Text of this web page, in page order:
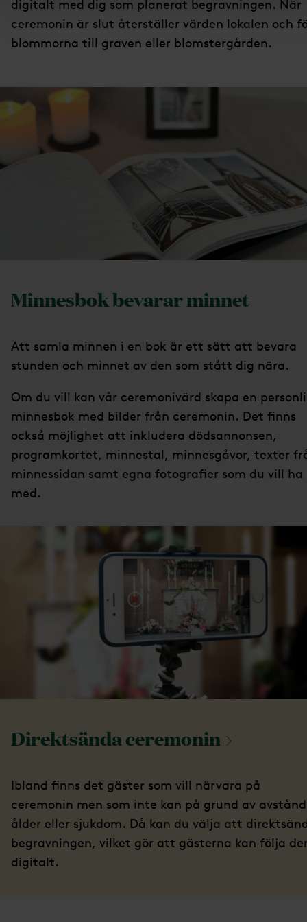
digitalt med dig som planerat begravningen. När
ceremonin är slut återställer värden lokalen och
blommorna till graven eller blomstergården.
Minnesbok bevarar minnet
Att samla minnen i en bok är ett sätt att bevara
stunden och minnet av den som stått dig nära.
Om du vill kan vår ceremonivärd skapa en
minnesbok med bilder från ceremonin. Det finns
också möjlighet att inkludera dödsannonsen,
programkortet, minnestal, minnesgåvor, texter
minnessidan samt egna fotografier som du vill ha
med.
Direktsändaceremonin
Ibland finns det gäster som vill närvara på
ceremonin men som inte kan på grund av
ålder eller sjukdom. Då kan du välja att
begravningen, vilket gör att gästerna kan följa
digitalt.